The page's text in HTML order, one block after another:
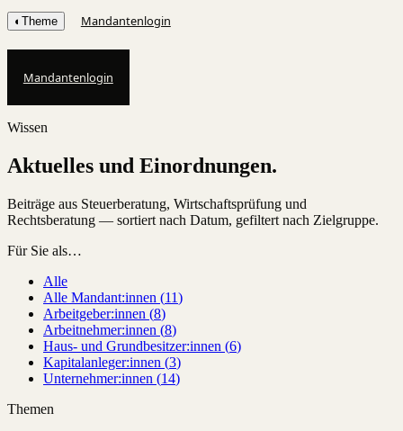
◐ Theme Mandantenlogin
Mandantenlogin
Wissen
Aktuelles und Einordnungen.
Beiträge aus Steuerberatung, Wirtschaftsprüfung und
Rechtsberatung — sortiert nach Datum, gefiltert nach Zielgruppe.
Für Sie als…
Alle
Alle Mandant:innen (11)
Arbeitgeber:innen (8)
Arbeitnehmer:innen (8)
Haus- und Grundbesitzer:innen (6)
Kapitalanleger:innen (3)
Unternehmer:innen (14)
Themen